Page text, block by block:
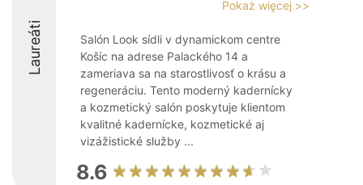
Laureáti
Pokaż więcej >>
Salón Look sídli v dynamickom centre
Košíc na adrese Palackého 14 a
zameriava sa na starostlivosť o krásu a
regeneráciu. Tento moderný kadernícky
a kozmetický salón poskytuje klientom
kvalitné kadernícke, kozmetické aj
vizážistické služby ...
8.6